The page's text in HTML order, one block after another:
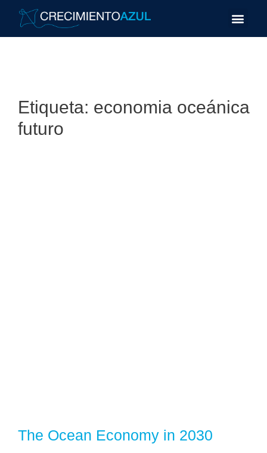
Etiqueta: economia oceánica
futuro
The Ocean Economy in 2030